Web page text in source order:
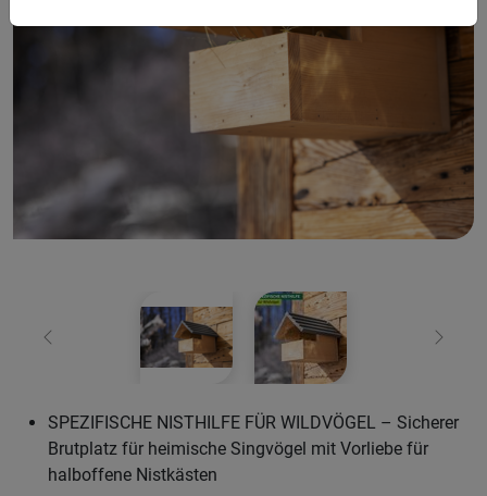
Zurück Weiter
SPEZIFISCHE NISTHILFE FÜR WILDVÖGEL – Sicherer
Brutplatz für heimische Singvögel mit Vorliebe für
halboffene Nistkästen